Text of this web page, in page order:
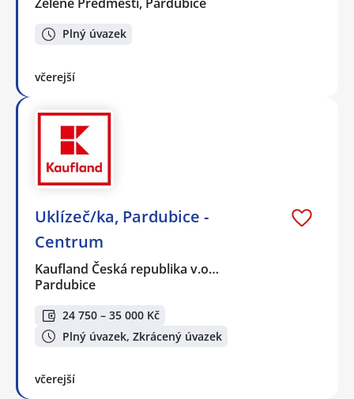
Plný úvazek
včerejší
Uklízeč/ka, Pardubice -
Centrum
Kaufland Česká republika v.o…
Pardubice
24 750 – 35 000 Kč
Plný úvazek, Zkrácený úvazek
včerejší